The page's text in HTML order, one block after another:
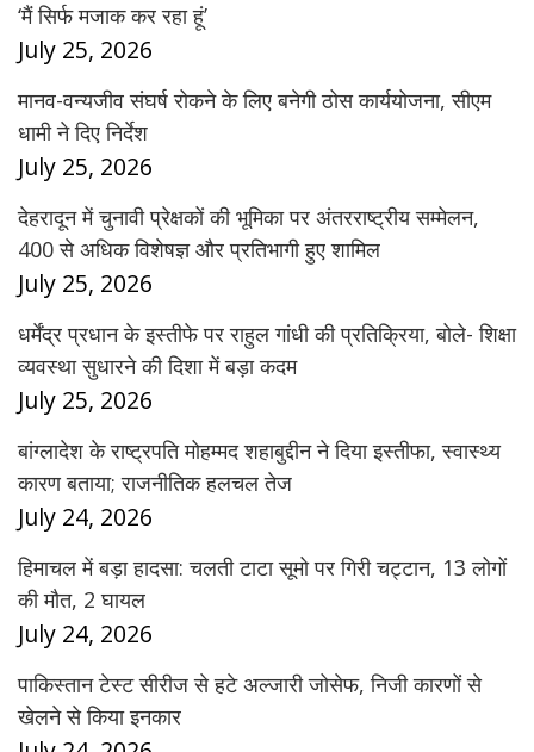
‘मैं सिर्फ मजाक कर रहा हूं’
July 25, 2026
मानव-वन्यजीव संघर्ष रोकने के लिए बनेगी ठोस कार्ययोजना, सीएम
धामी ने दिए निर्देश
July 25, 2026
देहरादून में चुनावी प्रेक्षकों की भूमिका पर अंतरराष्ट्रीय सम्मेलन,
400 से अधिक विशेषज्ञ और प्रतिभागी हुए शामिल
July 25, 2026
धर्मेंद्र प्रधान के इस्तीफे पर राहुल गांधी की प्रतिक्रिया, बोले- शिक्षा
व्यवस्था सुधारने की दिशा में बड़ा कदम
July 25, 2026
बांग्लादेश के राष्ट्रपति मोहम्मद शहाबुद्दीन ने दिया इस्तीफा, स्वास्थ्य
कारण बताया; राजनीतिक हलचल तेज
July 24, 2026
हिमाचल में बड़ा हादसा: चलती टाटा सूमो पर गिरी चट्टान, 13 लोगों
की मौत, 2 घायल
July 24, 2026
पाकिस्तान टेस्ट सीरीज से हटे अल्जारी जोसेफ, निजी कारणों से
खेलने से किया इनकार